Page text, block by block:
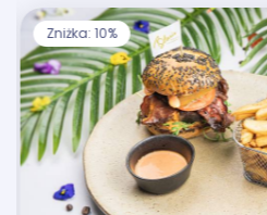
Zniżka: 10%